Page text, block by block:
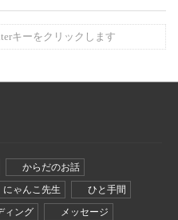
からだのお話
にゃんこ先生
ひと手間
ィング
メッセージ